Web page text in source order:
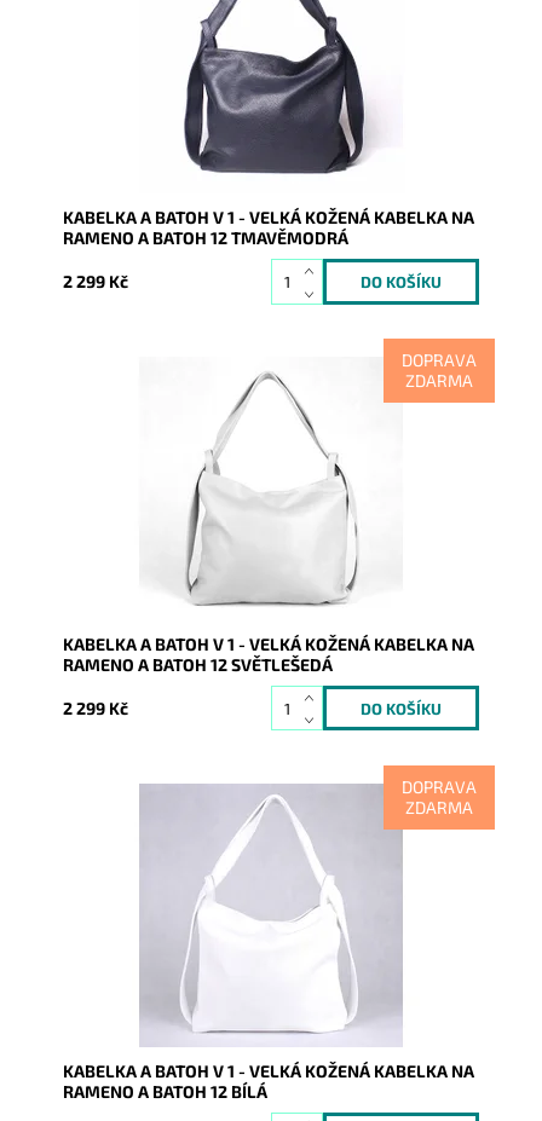
Skladem
8780
Vera Pelle
2 roky
KABELKA A BATOH V 1 - VELKÁ KOŽENÁ KABELKA NA
RAMENO A BATOH 12 TMAVĚMODRÁ
2 299 Kč
DOPRAVA
ZDARMA
Kabelka na rameno a batoh v jednom provedení!
Moderní italský kvalitní kožený doplněk každé ženy.
Skladem
9852
Vera Pelle
2 roky
KABELKA A BATOH V 1 - VELKÁ KOŽENÁ KABELKA NA
RAMENO A BATOH 12 SVĚTLEŠEDÁ
2 299 Kč
DOPRAVA
ZDARMA
Kabelka na rameno a batoh v jednom provedení!
Moderní italský kvalitní kožený doplněk každé ženy.
Skladem
9853
Vera Pelle
2 roky
KABELKA A BATOH V 1 - VELKÁ KOŽENÁ KABELKA NA
RAMENO A BATOH 12 BÍLÁ